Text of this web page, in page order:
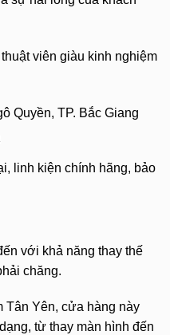
viên giàu kinh nghiệm
Quyền, TP. Bắc Giang
linh kiện chính hãng, bảo
với khả năng thay thế
chăng.
Tân Yên, cửa hàng này
từ thay màn hình đến